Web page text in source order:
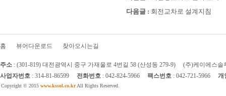
다음글 : 회전교차로 설계지침
홈 뷰어다운로드 찾아오시는길
주소 : (301-819) 대전광역시 중구 가재울로 4번길 58 (산성동 279-9)
(주)케이에스솔
사업자번호 : 314-81-86599 전화번호 : 042-824-5966 팩스번호 : 042-721-5966 개
Copyright © 2015 www.kssol.co.krAll Rights Reserved.